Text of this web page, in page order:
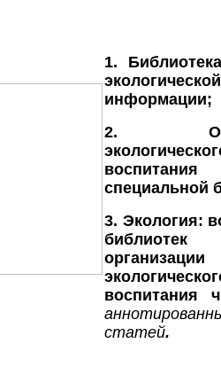
1.
информации;
2.
специальной
3. Экология:
организации
воспитания
статей.